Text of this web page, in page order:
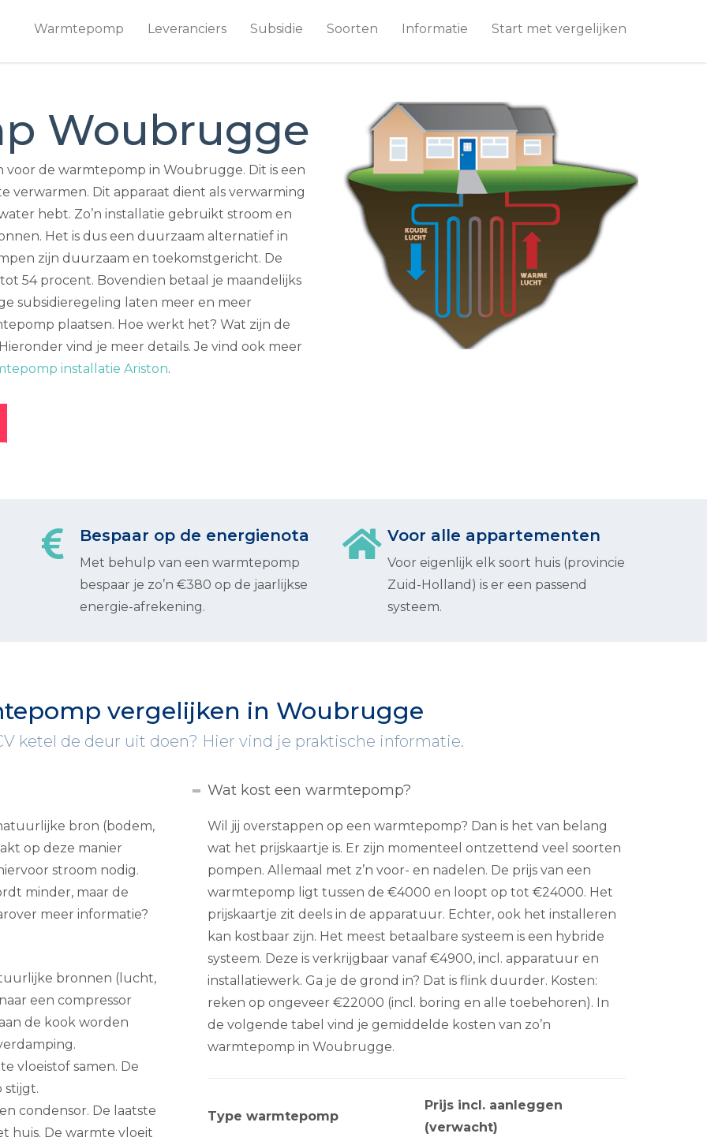
Warmtepomp Leveranciers Subsidie Soorten Informatie Start met vergelijken
Woubrugge
voor de warmtepomp in Woubrugge. Dit is een
verwarmen. Dit apparaat dient als verwarming
hebt. Zo’n installatie gebruikt stroom en
Het is dus een duurzaam alternatief in
zijn duurzaam en toekomstgericht. De
54 procent. Bovendien betaal je maandelijks
subsidieregeling laten meer en meer
plaatsen. Hoe werkt het? Wat zijn de
vind je meer details. Je vind ook meer
installatie Ariston.
Bespaar op de energienota
Met behulp van een warmtepomp
bespaar je zo’n €380 op de jaarlijkse
energie-afrekening.
Voor alle appartementen
Voor eigenlijk elk soort huis (provincie
Zuid-Holland) is er een passend
systeem.
vergelijken in Woubrugge
ketel de deur uit doen? Hier vind je praktische informatie.
bron (bodem,
op deze manier
stroom nodig.
minder, maar de
meer informatie?
bronnen (lucht,
een compressor
de kook worden
vloeistof samen. De
stijgt.
condensor. De laatste
huis. De warmte vloeit
Wat kost een warmtepomp?
Wil jij overstappen op een warmtepomp? Dan is het van belang
wat het prijskaartje is. Er zijn momenteel ontzettend veel soorten
pompen. Allemaal met z’n voor- en nadelen. De prijs van een
warmtepomp ligt tussen de €4000 en loopt op tot €24000. Het
prijskaartje zit deels in de apparatuur. Echter, ook het installeren
kan kostbaar zijn. Het meest betaalbare systeem is een hybride
systeem. Deze is verkrijgbaar vanaf €4900, incl. apparatuur en
installatiewerk. Ga je de grond in? Dat is flink duurder. Kosten:
reken op ongeveer €22000 (incl. boring en alle toebehoren). In
de volgende tabel vind je gemiddelde kosten van zo’n
warmtepomp in Woubrugge.
Type warmtepomp
Prijs incl. aanleggen
(verwacht)